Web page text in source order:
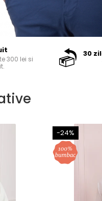
300 lei si
30
-24%